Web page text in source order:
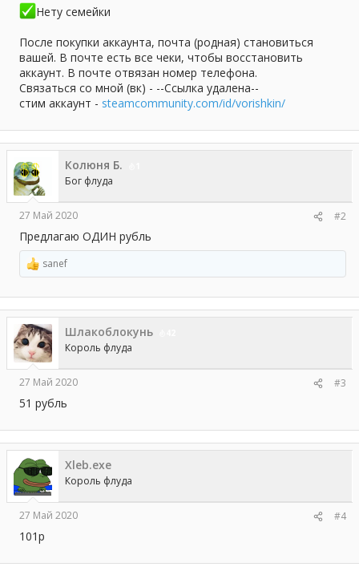
Нету семейки
После покупки аккаунта, почта (родная) становиться
вашей. В почте есть все чеки, чтобы восстановить
аккаунт. В почте отвязан номер телефона.
Связаться со мной (вк) - --Ссылка удалена--
стим аккаунт - steamcommunity.com/id/vorishkin/
Колюня Б.
Бог флуда
27 Май 2020 #2
Предлагаю ОДИН рубль
Р
е
а
к
ц
и
и
:
sanef
Шлакоблокунь
Король флуда
27 Май 2020 #3
51 рубль
Xleb.exe
Король флуда
27 Май 2020 #4
101р